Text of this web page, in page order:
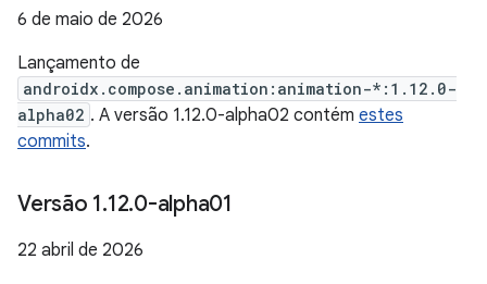
6 de maio de 2026
Lançamento de
androidx.compose.animation:animation-*:1.12.0-
alpha02 . A versão 1.12.0-alpha02 contém estes
commits.
Versão 1.12.0-alpha01
22 abril de 2026